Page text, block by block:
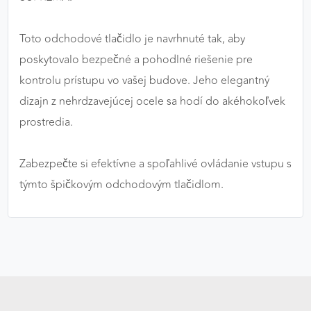
Toto odchodové tlačidlo je navrhnuté tak, aby
poskytovalo bezpečné a pohodlné riešenie pre
kontrolu prístupu vo vašej budove. Jeho elegantný
dizajn z nehrdzavejúcej ocele sa hodí do akéhokoľvek
prostredia.
Zabezpečte si efektívne a spoľahlivé ovládanie vstupu s
týmto špičkovým odchodovým tlačidlom.